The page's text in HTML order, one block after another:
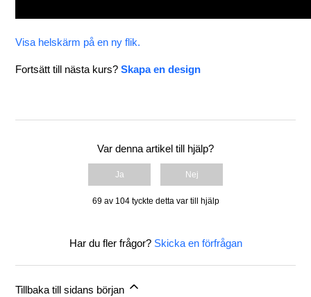
Visa helskärm på en ny flik.
Fortsätt till nästa kurs?Skapa en design
Var denna artikel till hjälp?
Ja Nej
69 av 104 tyckte detta var till hjälp
Har du fler frågor? Skicka en förfrågan
Tillbaka till sidans början